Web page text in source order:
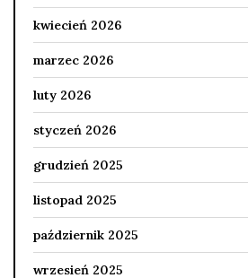
kwiecień 2026
marzec 2026
luty 2026
styczeń 2026
grudzień 2025
listopad 2025
październik 2025
wrzesień 2025